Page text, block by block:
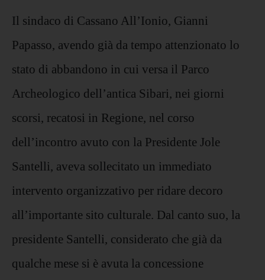
Il sindaco di Cassano All’Ionio, Gianni
Papasso, avendo già da tempo attenzionato lo
stato di abbandono in cui versa il Parco
Archeologico dell’antica Sibari, nei giorni
scorsi, recatosi in Regione, nel corso
dell’incontro avuto con la Presidente Jole
Santelli, aveva sollecitato un immediato
intervento organizzativo per ridare decoro
all’importante sito culturale. Dal canto suo, la
presidente Santelli, considerato che già da
qualche mese si è avuta la concessione